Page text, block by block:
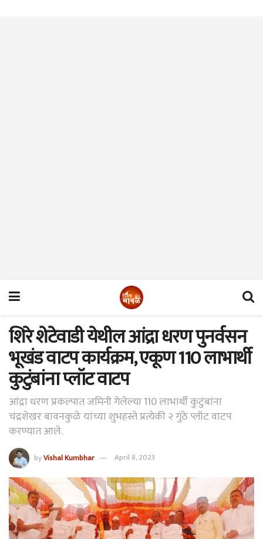
शिरे शेटेवाडी येथील आंद्रा धरण पुनर्वसन
भूखंड वाटप कार्यक्रम, एकूण 110 लाभार्थी
कुटुंबांना प्लॉट वाटप
आंद्रा धरण प्रकल्पात जमिनी गेलेल्या 110 लाभार्थी कुटुंबांना
चंद्रशेखर बावनकुळे यांच्या शुभहस्ते प्रत्येकी २ गुंठे प्लॉट वाटप
करण्यात आले.
byVishal Kumbhar April 8, 2023